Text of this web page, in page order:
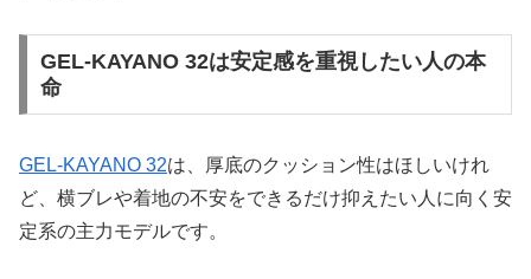
GEL-KAYANO 32は安定感を重視したい人の本
命
GEL-KAYANO 32は、厚底のクッション性はほしいけれ
ど、横ブレや着地の不安をできるだけ抑えたい人に向く安
定系の主力モデルです。